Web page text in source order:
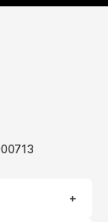
항에 대하여
, 동의하지